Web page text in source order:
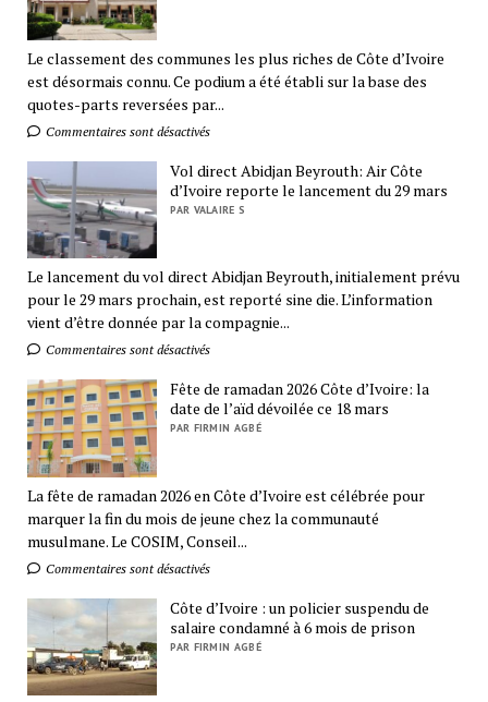
Le classement des communes les plus riches de Côte d’Ivoire
est désormais connu. Ce podium a été établi sur la base des
quotes-parts reversées par...
Commentaires sont désactivés
Vol direct Abidjan Beyrouth: Air Côte
d’Ivoire reporte le lancement du 29 mars
PAR VALAIRE S
Le lancement du vol direct Abidjan Beyrouth, initialement prévu
pour le 29 mars prochain, est reporté sine die. L’information
vient d’être donnée par la compagnie...
Commentaires sont désactivés
Fête de ramadan 2026 Côte d’Ivoire: la
date de l’aïd dévoilée ce 18 mars
PAR FIRMIN AGBÉ
La fête de ramadan 2026 en Côte d’Ivoire est célébrée pour
marquer la fin du mois de jeune chez la communauté
musulmane. Le COSIM, Conseil...
Commentaires sont désactivés
Côte d’Ivoire : un policier suspendu de
salaire condamné à 6 mois de prison
PAR FIRMIN AGBÉ